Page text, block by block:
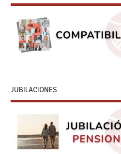
JUBILACIONES